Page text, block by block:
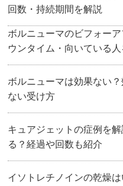
回数・持続期間を解説
ボルニューマのビフォー
ウンタイム・向いている人
ボルニューマは効果ない
ない受け方
キュアジェットの症例を
る？経過や回数も紹介
イソトレチノインの乾燥